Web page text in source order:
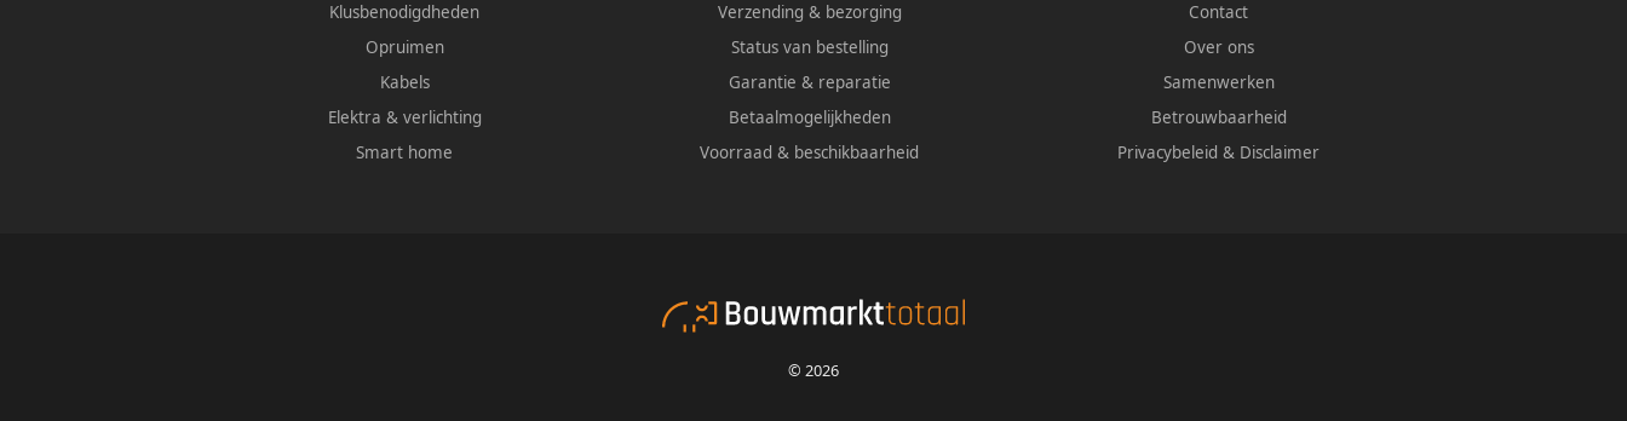
Klusbenodigdheden
Opruimen
Kabels
Elektra & verlichting
Smart home
Verzending & bezorging
Status van bestelling
Garantie & reparatie
Betaalmogelijkheden
Voorraad & beschikbaarheid
Contact
Over ons
Samenwerken
Betrouwbaarheid
Privacybeleid & Disclaimer
© 2026